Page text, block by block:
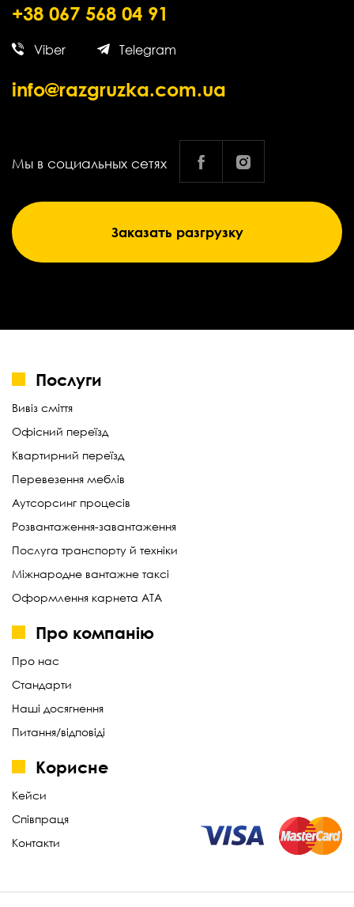
+38 067 568 04 91
Viber Telegram
info@razgruzka.com.ua
Мы в социальных сетях
Заказать разгрузку
Послуги
Вивіз сміття
Офісний переїзд
Квартирний переїзд
Перевезення меблів
Аутсорсинг процесів
Розвантаження-завантаження
Послуга транспорту й техніки
Міжнародне вантажне таксі
Оформлення карнета АТА
Про компанію
Про нас
Стандарти
Наші досягнення
Питання/відповіді
Корисне
Кейси
Співпраця
Контакти